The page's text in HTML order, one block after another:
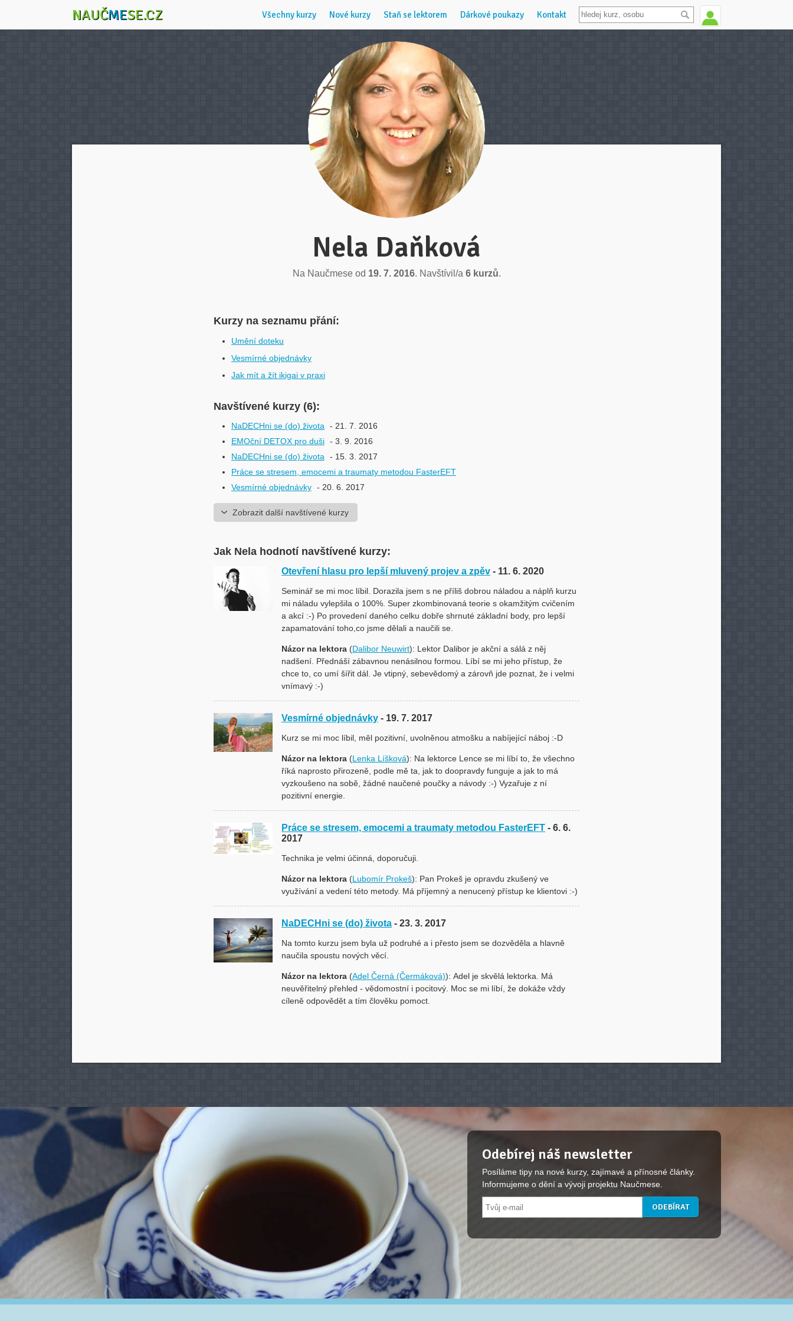
NAUČMESE.CZ Všechny kurzy Nové kurzy Staň se lektorem Dárkové poukazy Kontakt
Nela Daňková
Na Naučmese od 19. 7. 2016. Navštívil/a 6 kurzů.
Kurzy na seznamu přání:
Umění doteku
Vesmírné objednávky
Jak mít a žít ikigai v praxi
Navštívené kurzy (6):
NaDECHni se (do) života
- 21. 7. 2016
EMOční DETOX pro duši - 3. 9. 2016
NaDECHni se (do) života
- 15. 3. 2017
Práce se stresem, emocemi a traumaty metodou FasterEFT
Vesmírné objednávky - 20. 6. 2017
Zobrazit další navštívené kurzy
Jak Nela hodnotí navštívené kurzy:
Otevření hlasu pro lepší mluvený projev a zpěv - 11. 6. 2020
Seminář se mi moc líbil. Dorazila jsem s ne příliš dobrou náladou a náplň kurzu
mi náladu vylepšila o 100%. Super zkombinovaná teorie s okamžitým cvičením
a akcí :-) Po provedení daného celku dobře shrnuté základní body, pro lepší
zapamatování toho,co jsme dělali a naučili se.
Názor na lektora (Dalibor Neuwirt): Lektor Dalibor je akční a sálá z něj
nadšení. Přednáší zábavnou nenásilnou formou. Líbí se mi jeho přístup, že
chce to, co umí šířit dál. Je vtipný, sebevědomý a zárovň jde poznat, že i velmi
vnímavý :-)
Vesmírné objednávky - 19. 7. 2017
Kurz se mi moc líbil, měl pozitivní, uvolněnou atmošku a nabíjející náboj :-D
Názor na lektora (Lenka Líšková): Na lektorce Lence se mi líbí to, že všechno
říká naprosto přirozeně, podle mě ta, jak to doopravdy funguje a jak to má
vyzkoušeno na sobě, žádné naučené poučky a návody :-) Vyzařuje z ní
pozitivní energie.
Práce se stresem, emocemi a traumaty metodou FasterEFT - 6. 6.
2017
Technika je velmi účinná, doporučuji.
Názor na lektora (Lubomír Prokeš): Pan Prokeš je opravdu zkušený ve
využívání a vedení této metody. Má příjemný a nenucený přístup ke klientovi :-)
NaDECHni se (do) života - 23. 3. 2017
Na tomto kurzu jsem byla už podruhé a i přesto jsem se dozvěděla a hlavně
naučila spoustu nových věcí.
Názor na lektora (Adel Černá (Čermáková)): Adel je skvělá lektorka. Má
neuvěřitelný přehled - vědomostní i pocitový. Moc se mi líbí, že dokáže vždy
cíleně odpovědět a tím člověku pomoct.
Odebírej náš newsletter
Posíláme tipy na nové kurzy, zajímavé a přínosné články.
Informujeme o dění a vývoji projektu Naučmese.